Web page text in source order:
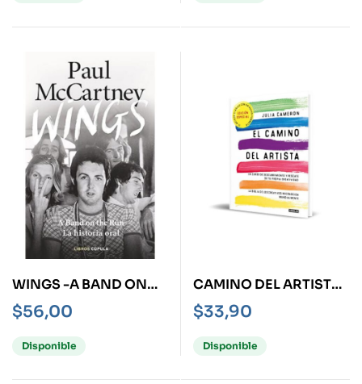
WINGS -A BAND ON
THE RUN-
$56,00
Disponible
CAMINO DEL ARTISTA,
EL -EDICIÓN
ESPECIAL-
$33,90
Disponible